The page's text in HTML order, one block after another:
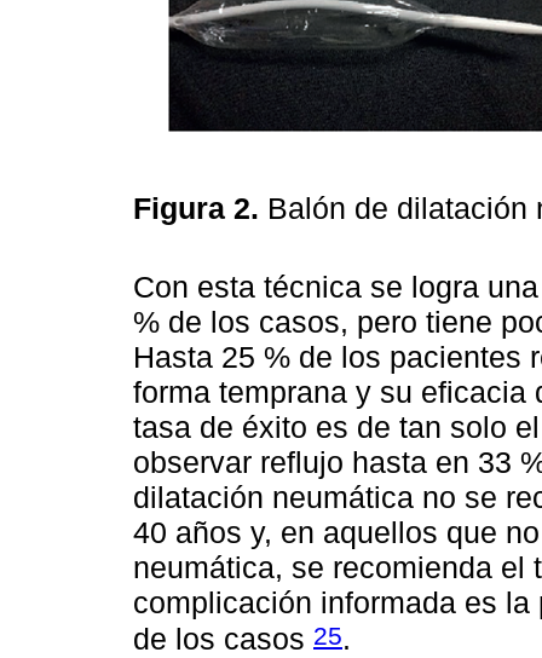
Figura 2. Balón de
Con esta técnica se logra
% de los casos, pero tiene
Hasta 25 % de los pacientes
forma temprana y su
tasa de éxito es de tan solo
observar reflujo hasta en 33
dilatación neumática no se
40 años y, en aquellos que
neumática, se recomienda el
complicación informada es
de los casos 25.